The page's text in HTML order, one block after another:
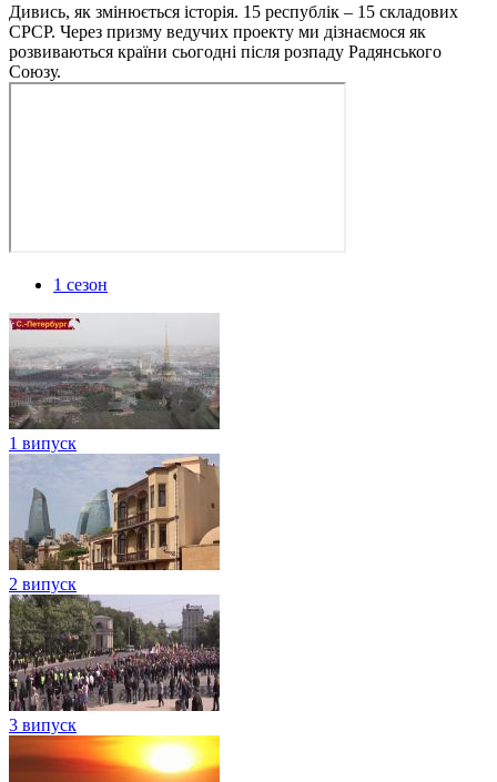
Дивись, як змінюється історія. 15 республік – 15 складових
СРСР. Через призму ведучих проекту ми дізнаємося як
розвиваються країни сьогодні після розпаду Радянського
Союзу.
1 сезон
1 випуск
2 випуск
3 випуск